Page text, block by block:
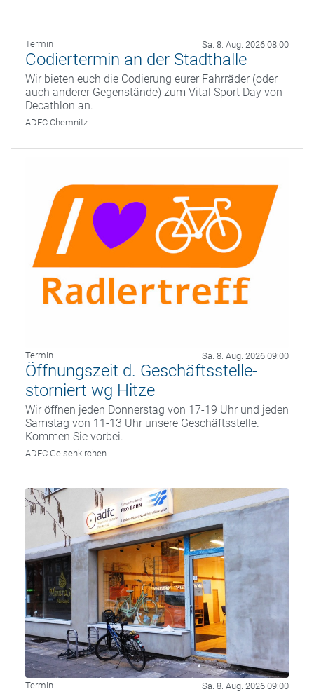
Termin Sa. 8. Aug. 2026 08:00
Codiertermin an der Stadthalle
Wir bieten euch die Codierung eurer Fahrräder (oder
auch anderer Gegenstände) zum Vital Sport Day von
Decathlon an.
ADFC Chemnitz
Termin Sa. 8. Aug. 2026 09:00
Öffnungszeit d. Geschäftsstelle-
storniert wg Hitze
Wir öffnen jeden Donnerstag von 17-19 Uhr und jeden
Samstag von 11-13 Uhr unsere Geschäftsstelle.
Kommen Sie vorbei.
ADFC Gelsenkirchen
Termin Sa. 8. Aug. 2026 09:00